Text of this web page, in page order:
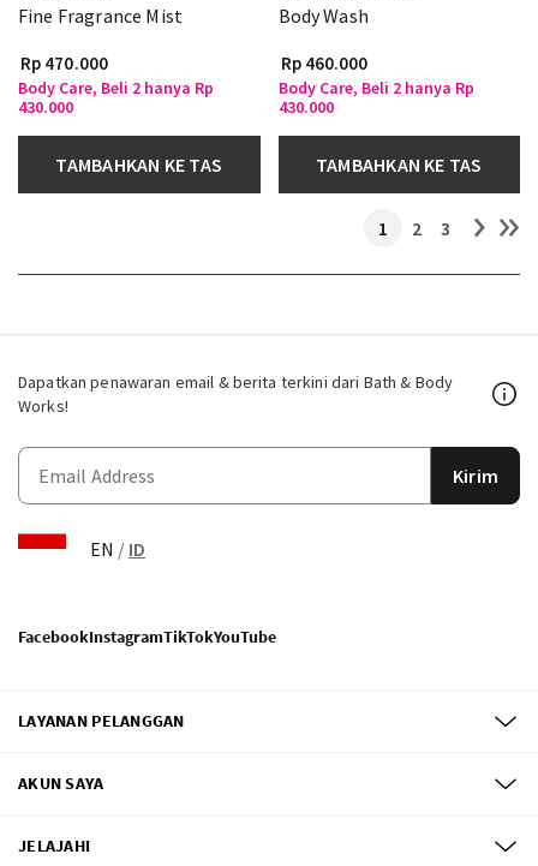
Fine Fragrance Mist
Rp 470.000
Body Care, Beli 2 hanya Rp
430.000
TAMBAHKAN KE TAS
Body Wash
Rp 460.000
Body Care, Beli 2 hanya Rp
430.000
TAMBAHKAN KE TAS
1 2 3
Dapatkan penawaran email & berita terkini dari Bath & Body
Works!
Kirim
EN / ID
FacebookInstagramTikTokYouTube
LAYANAN PELANGGAN
AKUN SAYA
JELAJAHI